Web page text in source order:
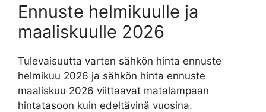
Ennuste helmikuulle ja
maaliskuulle 2026
Tulevaisuutta varten sähkön hinta ennuste
helmikuu 2026 ja sähkön hinta ennuste
maaliskuu 2026 viittaavat matalampaan
hintatasoon kuin edeltävinä vuosina.